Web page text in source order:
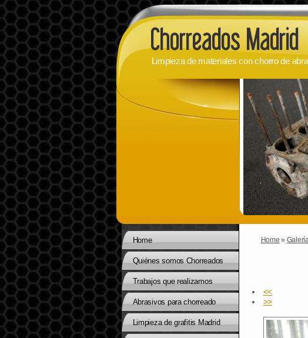
Limpieza de materiales con chorro de
Home »
<<
>>
Home
Quiénes somos Chorreados
Trabajos que realizamos
Abrasivos para chorreado
Limpieza de grafitis Madrid